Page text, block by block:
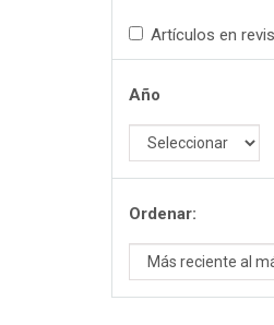
Artículos en
Año
Ordenar: